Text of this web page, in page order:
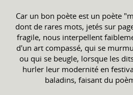
Car un bon poète est un poète
dont de rares mots, jetés sur
fragile, nous interpellent
d'un art compassé, qui se
ou qui se beugle, lorsque les
hurler leur modernité en
baladins, faisant du